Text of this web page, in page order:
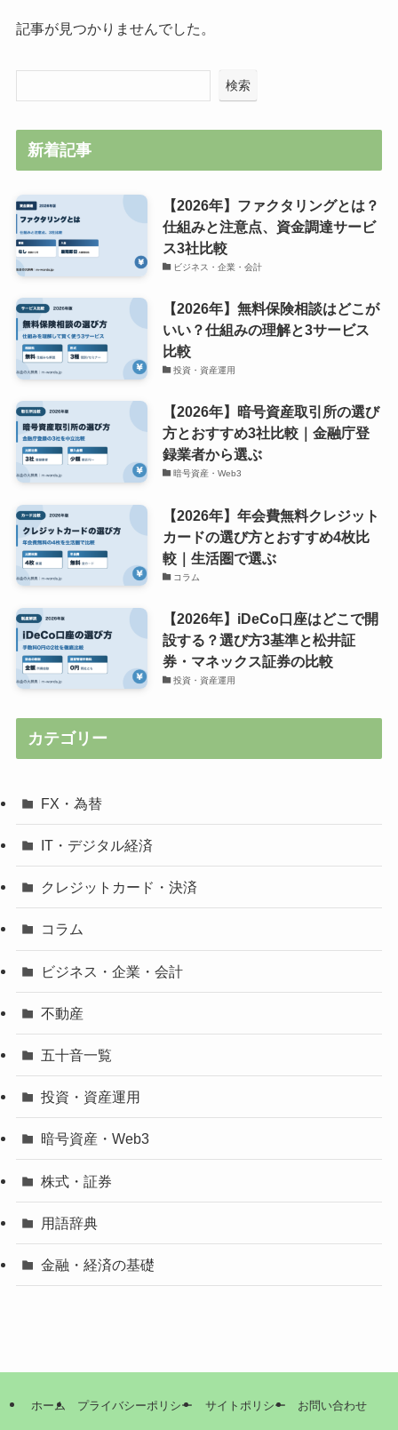
記事が見つかりませんでした。
検索
新着記事
【2026年】ファクタリングとは？
仕組みと注意点、資金調達サービ
ス3社比較
ビジネス・企業・会計
【2026年】無料保険相談はどこが
いい？仕組みの理解と3サービス
比較
投資・資産運用
【2026年】暗号資産取引所の選び
方とおすすめ3社比較｜金融庁登
録業者から選ぶ
暗号資産・Web3
【2026年】年会費無料クレジット
カードの選び方とおすすめ4枚比
較｜生活圏で選ぶ
コラム
【2026年】iDeCo口座はどこで開
設する？選び方3基準と松井証
券・マネックス証券の比較
投資・資産運用
カテゴリー
FX・為替
IT・デジタル経済
クレジットカード・決済
コラム
ビジネス・企業・会計
不動産
五十音一覧
投資・資産運用
暗号資産・Web3
株式・証券
用語辞典
金融・経済の基礎
ホーム プライバシーポリシー サイトポリシー お問い合わせ